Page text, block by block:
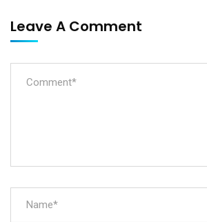
Leave A Comment